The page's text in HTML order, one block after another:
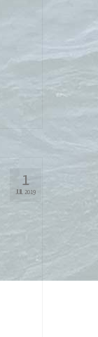
1
JUIL 2019